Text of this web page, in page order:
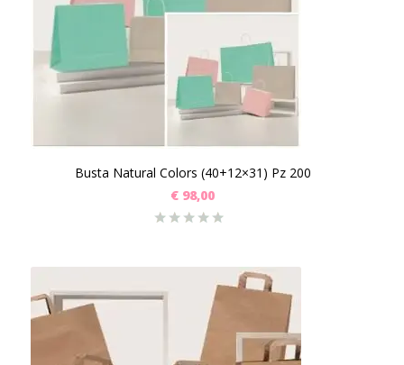
Busta Natural Colors (40+12×31) Pz 200
€ 98,00